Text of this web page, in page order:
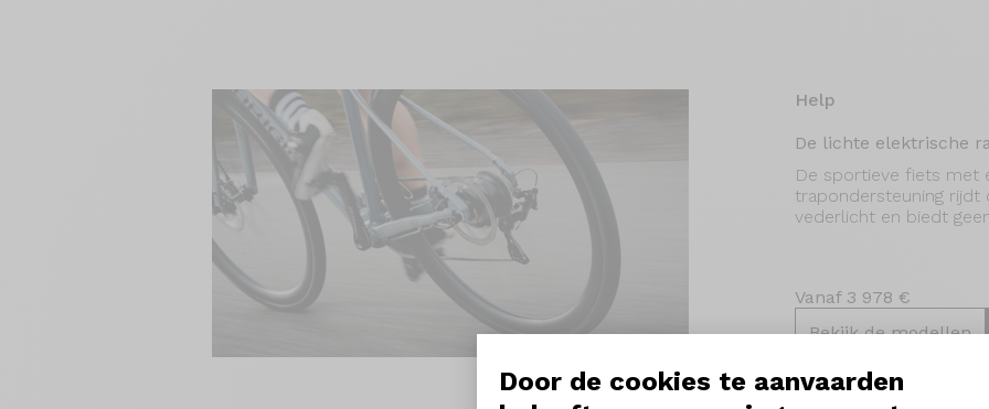
Door de cookies te aanvaarden
Help
De lichte elektrische
De sportieve fiets met
trapondersteuning
vederlicht en biedt
Vanaf 3 978 €
Bekijk de modellen